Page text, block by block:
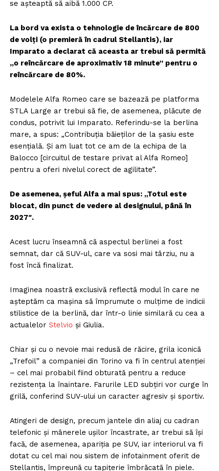
se așteaptă să aibă 1.000 CP.
La bord va exista o tehnologie de încărcare de 800
de volți (o premieră în cadrul Stellantis), iar
Imparato a declarat că aceasta ar trebui să permită
„o reîncărcare de aproximativ 18 minute” pentru o
reîncărcare de 80%.
Modelele Alfa Romeo care se bazează pe platforma
STLA Large ar trebui să fie, de asemenea, plăcute de
condus, potrivit lui Imparato. Referindu-se la berlina
mare, a spus: „Contribuția băieților de la șasiu este
esențială. Și am luat tot ce am de la echipa de la
Balocco [circuitul de testare privat al Alfa Romeo]
pentru a oferi nivelul corect de agilitate”.
De asemenea, șeful Alfa a mai spus: „Totul este
blocat, din punct de vedere al designului, până în
2027″.
Acest lucru înseamnă că aspectul berlinei a fost
semnat, dar că SUV-ul, care va sosi mai târziu, nu a
fost încă finalizat.
Imaginea noastră exclusivă reflectă modul în care ne
așteptăm ca mașina să împrumute o mulțime de indicii
stilistice de la berlină, dar într-o linie similară cu cea a
actualelor Stelvio și Giulia.
Chiar și cu o nevoie mai redusă de răcire, grila iconică
„Trefoil” a companiei din Torino va fi în centrul atenției
– cel mai probabil fiind obturată pentru a reduce
rezistența la înaintare. Farurile LED subțiri vor curge în
grilă, conferind SUV-ului un caracter agresiv și sportiv.
Atingeri de design, precum jantele din aliaj cu cadran
telefonic și mânerele ușilor încastrate, ar trebui să își
facă, de asemenea, apariția pe SUV, iar interiorul va fi
dotat cu cel mai nou sistem de infotainment oferit de
Stellantis, împreună cu tapițerie îmbrăcată în piele.